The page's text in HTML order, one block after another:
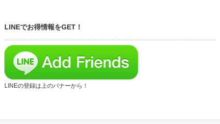
LINEでお得情報をGET！
LINEの登録は上のバナーから！